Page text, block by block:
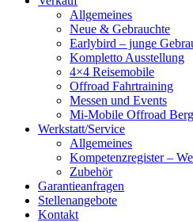
Allgemeines
Neue & Gebrauchte
Earlybird – junge
Kompletto Ausstellung
4×4 Reisemobile
Offroad Fahrtraining
Messen und Events
Mi-Mobile Offroad
Werkstatt/Service
Allgemeines
Kompetenzregister –
Zubehör
Garantieanfragen
Stellenangebote
Kontakt